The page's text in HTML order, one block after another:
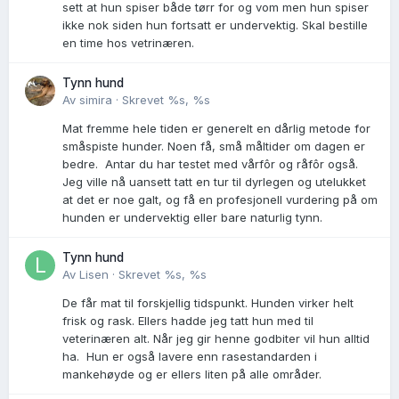
sett at hun spiser både tørr for og vom men hun spiser
ikke nok siden hun fortsatt er undervektig. Skal bestille
en time hos vetrinæren.
Tynn hund
Av simira · Skrevet %s, %s
Mat fremme hele tiden er generelt en dårlig metode for
småspiste hunder. Noen få, små måltider om dagen er
bedre. Antar du har testet med vårfôr og råfôr også.
Jeg ville nå uansett tatt en tur til dyrlegen og utelukket
at det er noe galt, og få en profesjonell vurdering på om
hunden er undervektig eller bare naturlig tynn.
Tynn hund
Av Lisen · Skrevet %s, %s
De får mat til forskjellig tidspunkt. Hunden virker helt
frisk og rask. Ellers hadde jeg tatt hun med til
veterinæren alt. Når jeg gir henne godbiter vil hun alltid
ha. Hun er også lavere enn rasestandarden i
mankehøyde og er ellers liten på alle områder.